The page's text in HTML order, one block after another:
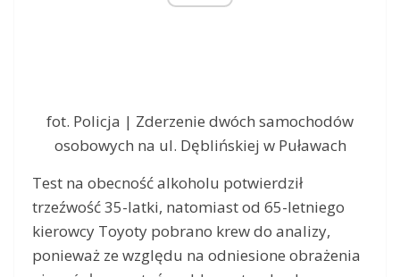
fot. Policja | Zderzenie dwóch samochodów
osobowych na ul. Dęblińskiej w Puławach
Test na obecność alkoholu potwierdził
trzeźwość 35-latki, natomiast od 65-letniego
kierowcy Toyoty pobrano krew do analizy,
ponieważ ze względu na odniesione obrażenia